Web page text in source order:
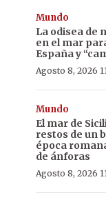
Mundo
La odisea de
en el mar
España y
Agosto 8, 2026
Mundo
El mar de
restos de un
época
de ánforas
Agosto 8, 2026